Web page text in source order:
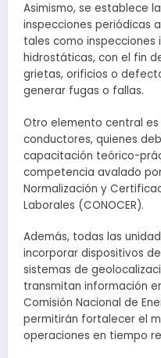
Asimismo, se establece
inspecciones periódicas
tales como inspecciones
hidrostáticas, con el fin
grietas, orificios o
generar fugas o fallas.
Otro elemento central
conductores, quienes
capacitación teórico-
competencia avalado
Normalización y
Laborales (CONOCER).
Además, todas las
incorporar dispositivos
sistemas de
transmitan información
Comisión Nacional de
permitirán fortalecer el
operaciones en tiempo